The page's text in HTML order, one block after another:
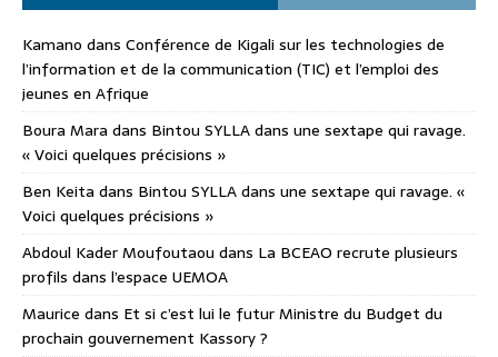
Kamano dans Conférence de Kigali sur les technologies de
l’information et de la communication (TIC) et l’emploi des
jeunes en Afrique
Boura Mara dans Bintou SYLLA dans une sextape qui ravage.
« Voici quelques précisions »
Ben Keita dans Bintou SYLLA dans une sextape qui ravage. «
Voici quelques précisions »
Abdoul Kader Moufoutaou dans La BCEAO recrute plusieurs
profils dans l’espace UEMOA
Maurice dans Et si c’est lui le futur Ministre du Budget du
prochain gouvernement Kassory ?